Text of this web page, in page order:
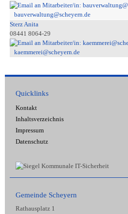
bauverwaltung@scheyern.de
Sterz Anita
08441 8064-29
kaemmerei@scheyern.de
Quicklinks
Kontakt
Inhaltsverzeichnis
Impressum
Datenschutz
Gemeinde Scheyern
Rathausplatz 1